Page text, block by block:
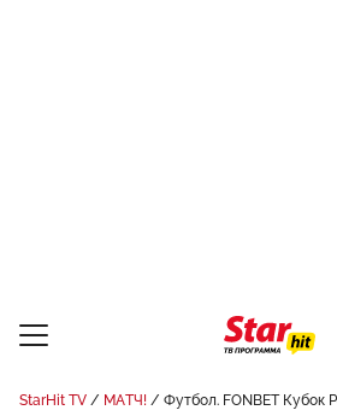
StarHit TV МАТЧ!
Футбол. FONBET Кубок